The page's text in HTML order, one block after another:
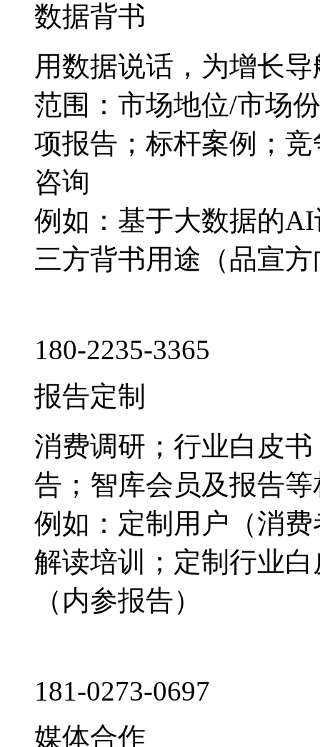
数据背书
用数据说话，为增长导
范围：市场地位/市场
项报告；标杆案例；
咨询
例如：基于大数据的
三方背书用途（品宣
180-2235-3365
报告定制
消费调研；行业白皮
告；智库会员及报告
例如：定制用户（消
解读培训；定制行业
（内参报告）
181-0273-0697
媒体合作